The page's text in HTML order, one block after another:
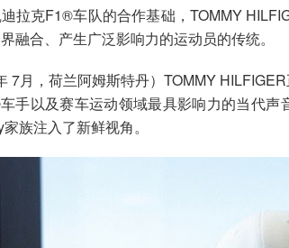
拉克F1®车队的合作基础，TOMMY
融合、产生广泛影响力的运动员的传统。
7月，荷兰阿姆斯特丹）TOMMY
手以及赛车运动领域最具影响力的当代声
族注入了新鲜视角。